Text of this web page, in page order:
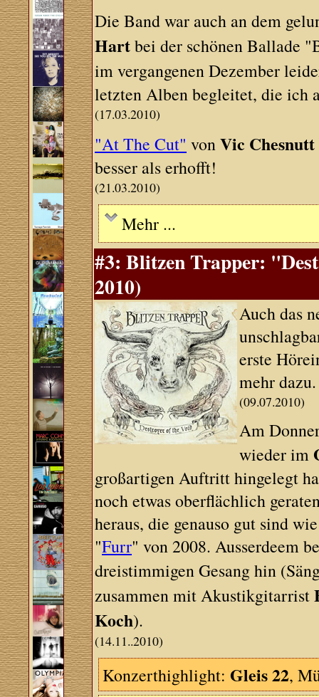
Die Band war auch an dem
Hartbei der schönen Ballade
im vergangenen Dezember
letzten Alben begleitet, die ich
(17.03.2010)
"At The Cut" vonVic Chesnutt
besser als erhofft!
(21.03.2010)
Mehr ...
#3: Blitzen Trapper:
2010)
Auch das
erste
mehr dazu.
(09.07.2010)
Am
wieder im
großartigen Auftritt hingelegt
noch etwas oberflächlich
heraus, die genauso gut sind
"Furr" von 2008. Ausserdeem
dreistimmigen Gesang hin
zusammen mit Akustikgitarrist
Koch).
(14.11..2010)
Konzerthighlight: Gleis 22,